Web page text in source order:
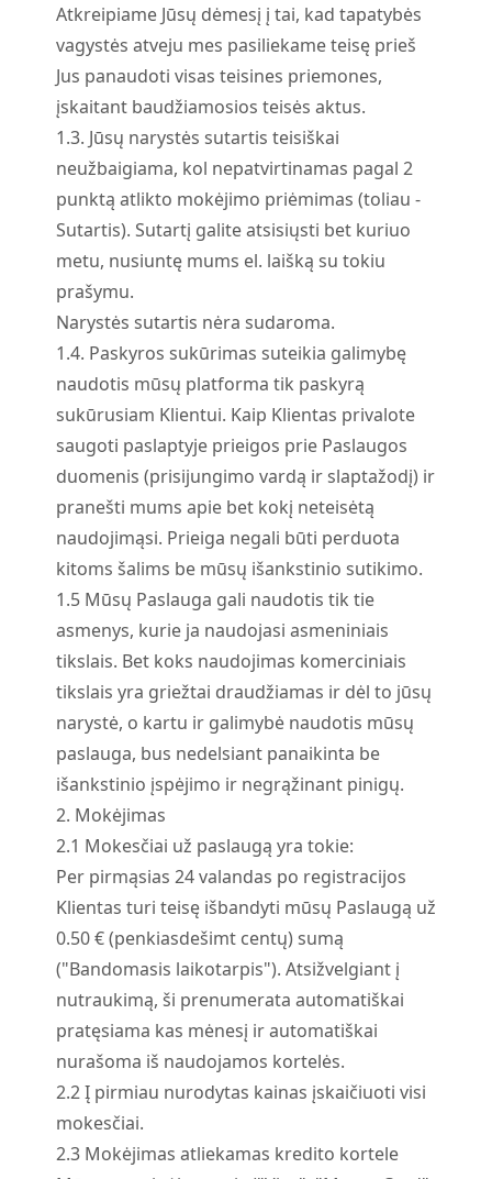
Atkreipiame Jūsų dėmesį į tai, kad tapatybės
vagystės atveju mes pasiliekame teisę prieš
Jus panaudoti visas teisines priemones,
įskaitant baudžiamosios teisės aktus.
1.3. Jūsų narystės sutartis teisiškai
neužbaigiama, kol nepatvirtinamas pagal 2
punktą atlikto mokėjimo priėmimas (toliau -
Sutartis). Sutartį galite atsisiųsti bet kuriuo
metu, nusiuntę mums el. laišką su tokiu
prašymu.
Narystės sutartis nėra sudaroma.
1.4. Paskyros sukūrimas suteikia galimybę
naudotis mūsų platforma tik paskyrą
sukūrusiam Klientui. Kaip Klientas privalote
saugoti paslaptyje prieigos prie Paslaugos
duomenis (prisijungimo vardą ir slaptažodį) ir
pranešti mums apie bet kokį neteisėtą
naudojimąsi. Prieiga negali būti perduota
kitoms šalims be mūsų išankstinio sutikimo.
1.5Mūsų Paslauga gali naudotis tik tie
asmenys, kurie ja naudojasi asmeniniais
tikslais. Bet koks naudojimas komerciniais
tikslais yra griežtai draudžiamas ir dėl to jūsų
narystė, o kartu ir galimybė naudotis mūsų
paslauga, bus nedelsiant panaikinta be
išankstinio įspėjimo ir negrąžinant pinigų.
2. Mokėjimas
2.1 Mokesčiai už paslaugą yra tokie:
Per pirmąsias 24 valandas po registracijos
Klientas turi teisę išbandyti mūsų Paslaugą už
0.50 € (penkiasdešimt centų) sumą
("Bandomasis laikotarpis"). Atsižvelgiant į
nutraukimą, ši prenumerata automatiškai
pratęsiama kas mėnesį ir automatiškai
nurašoma iš naudojamos kortelės.
2.2Į pirmiau nurodytas kainas įskaičiuoti visi
mokesčiai.
2.3Mokėjimas atliekamas kredito kortele